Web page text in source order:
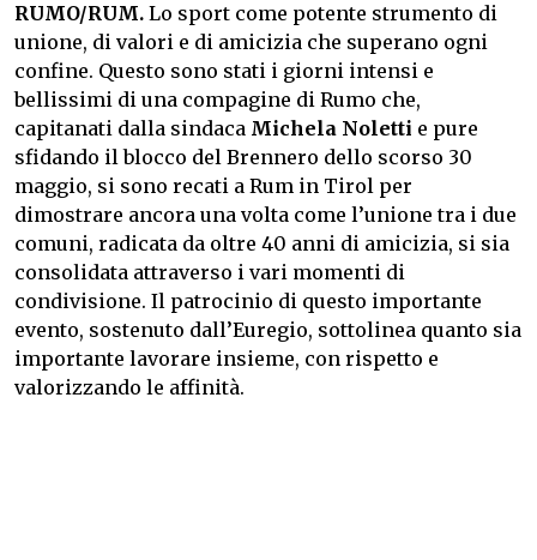
RUMO/RUM. Lo sport come potente strumento di
unione, di valori e di amicizia che superano ogni
confine. Questo sono stati i giorni intensi e
bellissimi di una compagine di Rumo che,
capitanati dalla sindaca Michela Noletti e pure
sfidando il blocco del Brennero dello scorso 30
maggio, si sono recati a Rum in Tirol per
dimostrare ancora una volta come l’unione tra i due
comuni, radicata da oltre 40 anni di amicizia, si sia
consolidata attraverso i vari momenti di
condivisione. Il patrocinio di questo importante
evento, sostenuto dall’Euregio, sottolinea quanto sia
importante lavorare insieme, con rispetto e
valorizzando le affinità.